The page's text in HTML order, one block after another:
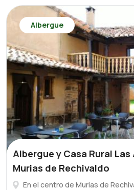
Albergue
Albergue y Casa Rural
Murias de Rechivaldo
En el centro de Murias de